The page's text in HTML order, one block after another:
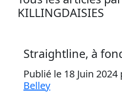
KILLINGDAISIES
Straightline, à
Publié le 18 Juin 2024
Belley